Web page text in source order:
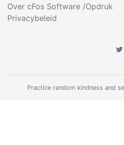
Over cFos Software /Opdruk
Privacybeleid
Practice random kindness and